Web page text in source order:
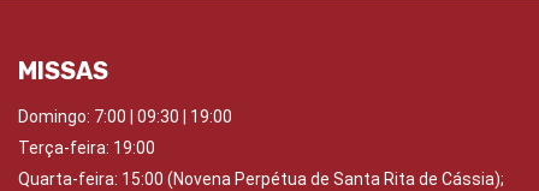
MISSAS
Domingo: 7:00 | 09:30 | 19:00
Terça-feira: 19:00
Quarta-feira: 15:00 (Novena Perpétua de Santa Rita de Cássia);